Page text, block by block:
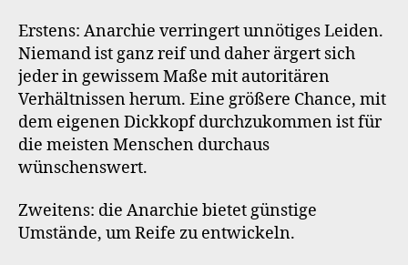
Erstens: Anarchie verringert unnötiges Leiden.
Niemand ist ganz reif und daher ärgert sich
jeder in gewissem Maße mit autoritären
Verhältnissen herum. Eine größere Chance, mit
dem eigenen Dickkopf durchzukommen ist für
die meisten Menschen durchaus
wünschenswert.
Zweitens: die Anarchie bietet günstige
Umstände, um Reife zu entwickeln.